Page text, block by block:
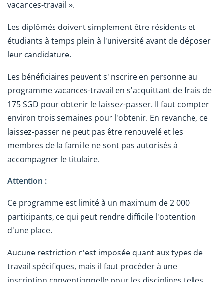
vacances-travail ».
Les diplômés doivent simplement être résidents et
étudiants à temps plein à l'université avant de déposer
leur candidature.
Les bénéficiaires peuvent s'inscrire en personne au
programme vacances-travail en s'acquittant de frais de
175 SGD pour obtenir le laissez-passer. Il faut compter
environ trois semaines pour l'obtenir. En revanche, ce
laissez-passer ne peut pas être renouvelé et les
membres de la famille ne sont pas autorisés à
accompagner le titulaire.
Attention :
Ce programme est limité à un maximum de 2 000
participants, ce qui peut rendre difficile l'obtention
d'une place.
Aucune restriction n'est imposée quant aux types de
travail spécifiques, mais il faut procéder à une